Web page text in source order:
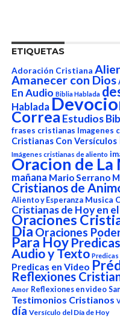
ETIQUETAS
Adoración Cristiana
Amanecer con Dios
En Audio Biblia Hablada
Hablada
Correa Estudios
frases cristianas Imagenes
Cristianas Con Versículos
Imágenes cristianas de aliento
Oracion de La
mañana Mario Serrano
Cristianos de
Aliento y Esperanza Musica
Cristianas de Hoy en
Oraciones
DiaOraciones
Para Hoy
Audio y Texto
Predicas en Video
Reflexiones
Amor Reflexiones en video
Testimonios Cristianos
día Versículo del Día de Hoy